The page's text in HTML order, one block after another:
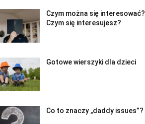
Czym można się interesować?
Czym się interesujesz?
Gotowe wierszyki dla dzieci
Co to znaczy „daddy issues”?